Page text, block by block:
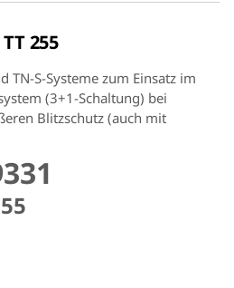
255
TN-S-Systeme zum Einsatz im
(3+1-Schaltung) bei
Blitzschutz (auch mit